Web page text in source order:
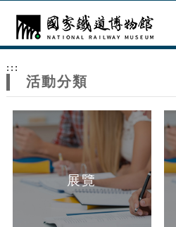
網
站
主
題
:::
活動分類
展覽